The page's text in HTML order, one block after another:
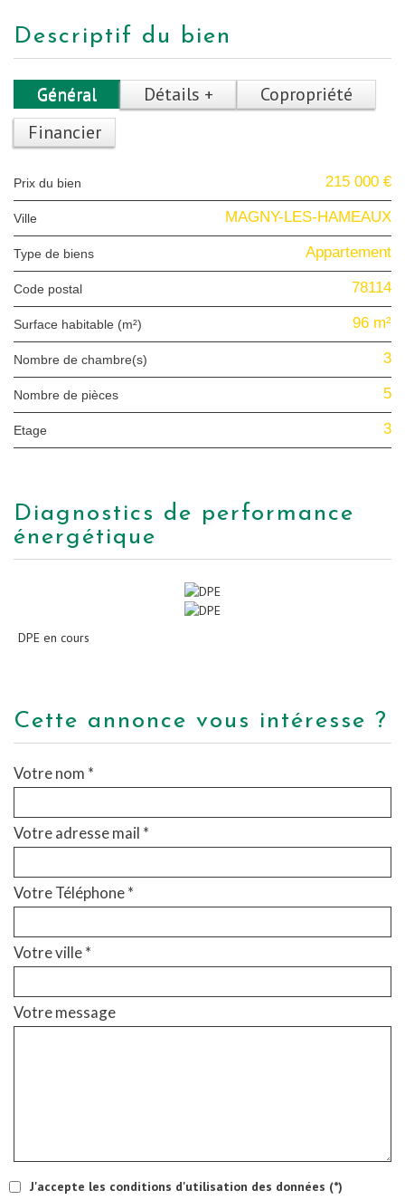
descriptif du bien
Général Détails +
Copropriété
Financier
Prix du bien 215 000 €
Ville MAGNY-LES-HAMEAUX
Type de biens Appartement
Code postal 78114
Surface habitable (m²) 96 m²
Nombre de chambre(s) 3
Nombre de pièces 5
Etage 3
diagnostics de performance
énergétique
DPE en cours
cette annonce vous intéresse ?
Votre nom *
Votre adresse mail *
Votre Téléphone *
Votre ville *
Votre message
J'accepte les conditions d'utilisation des données (*)